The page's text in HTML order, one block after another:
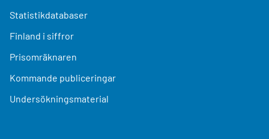
Statistikdatabaser
Finland i siffror
Prisomräknaren
Kommande publiceringar
Undersökningsmaterial